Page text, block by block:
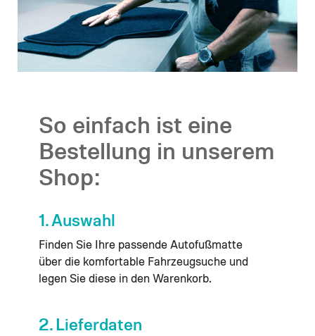
So einfach ist eine
Bestellung in unserem
Shop:
1. Auswahl
Finden Sie Ihre passende Autofußmatte
über die komfortable Fahrzeugsuche und
legen Sie diese in den Warenkorb.
2. Lieferdaten